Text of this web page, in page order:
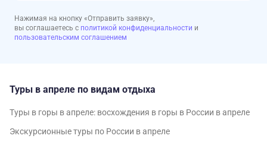
Нажимая на кнопку «Отправить заявку»,
вы соглашаетесь с политикой конфиденциальности и
пользовательским соглашением
Туры в апреле по видам отдыха
Туры в горы в апреле: восхождения в горы в России в апреле
Экскурсионные туры по России в апреле